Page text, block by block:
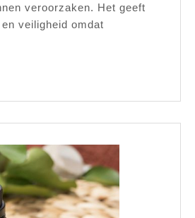
veroorzaken. Het geeft
veiligheid omdat